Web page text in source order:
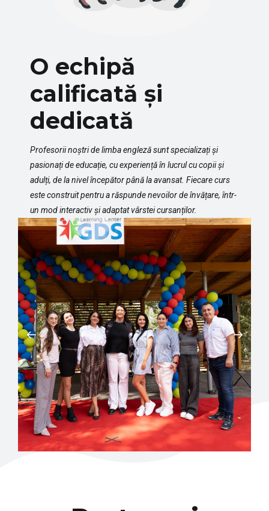
O echipă
calificată și
dedicată
Profesorii noștri de limba engleză sunt specializați și
pasionați de educație, cu experiență în lucrul cu copii și
adulți, de la nivel începător până la avansat. Fiecare curs
este construit pentru a răspunde nevoilor de învățare, într-
un mod interactiv și adaptat vârstei cursanților.